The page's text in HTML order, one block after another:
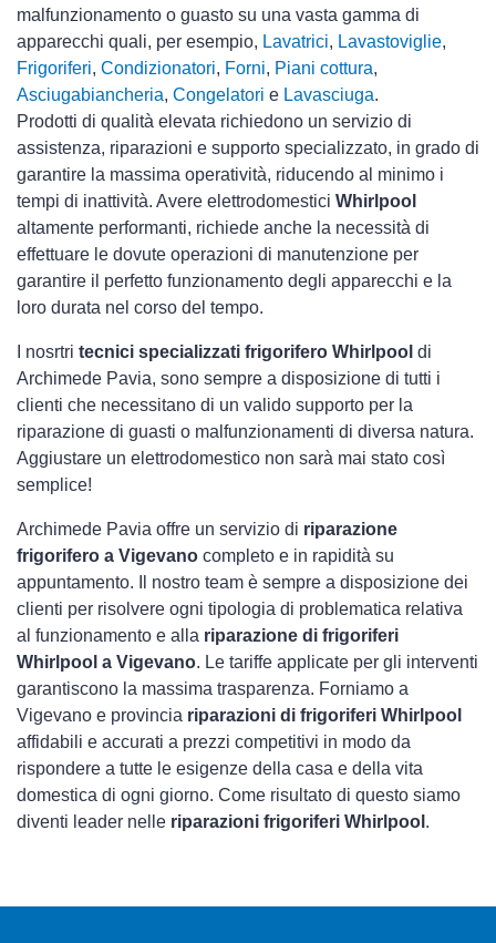
malfunzionamento o guasto su una vasta gamma di
apparecchi quali, per esempio, Lavatrici, Lavastoviglie,
Frigoriferi, Condizionatori, Forni, Piani cottura,
Asciugabiancheria, Congelatori e Lavasciuga.
Prodotti di qualità elevata richiedono un servizio di
assistenza, riparazioni e supporto specializzato, in grado di
garantire la massima operatività, riducendo al minimo i
tempi di inattività. Avere elettrodomestici Whirlpool
altamente performanti, richiede anche la necessità di
effettuare le dovute operazioni di manutenzione per
garantire il perfetto funzionamento degli apparecchi e la
loro durata nel corso del tempo.
I nosrtri tecnici specializzati frigorifero Whirlpool di
Archimede Pavia, sono sempre a disposizione di tutti i
clienti che necessitano di un valido supporto per la
riparazione di guasti o malfunzionamenti di diversa natura.
Aggiustare un elettrodomestico non sarà mai stato così
semplice!
Archimede Pavia offre un servizio di riparazione
frigorifero a Vigevano completo e in rapidità su
appuntamento. Il nostro team è sempre a disposizione dei
clienti per risolvere ogni tipologia di problematica relativa
al funzionamento e alla riparazione di frigoriferi
Whirlpool a Vigevano. Le tariffe applicate per gli interventi
garantiscono la massima trasparenza. Forniamo a
Vigevano e provincia riparazioni di frigoriferi Whirlpool
affidabili e accurati a prezzi competitivi in modo da
rispondere a tutte le esigenze della casa e della vita
domestica di ogni giorno. Come risultato di questo siamo
diventi leader nelle riparazioni frigoriferi Whirlpool .